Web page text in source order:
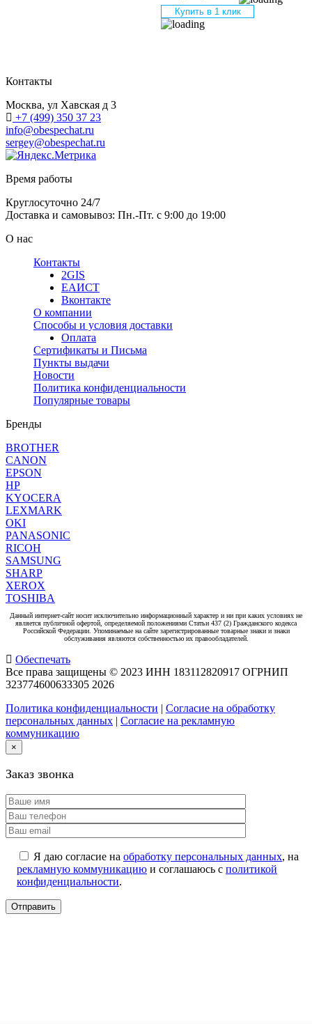
Купить в 1 клик
Контакты
Москва, ул Хавская д 3
+7 (499) 350 37 23
info@obespechat.ru
sergey@obespechat.ru
Время работы
Круглосуточно 24/7
Доставка и самовывоз: Пн.-Пт. с 9:00 до 19:00
О нас
Контакты
2GIS
ЕАИСТ
Вконтакте
О компании
Способы и условия доставки
Оплата
Сертификаты и Письма
Пункты выдачи
Новости
Политика конфиденциальности
Популярные товары
Бренды
BROTHER
CANON
EPSON
HP
KYOCERA
LEXMARK
OKI
PANASONIC
RICOH
SAMSUNG
SHARP
XEROX
TOSHIBA
Данный интернет-сайт носит исключительно информационный характер и ни при каких условиях не
является публичной офертой, определяемой положениями Статьи 437 (2) Гражданского кодекса
Российской Федерации. Упоминаемые на сайте зарегистрированные товарные знаки и знаки
обслуживания являются собственностью их правообладателей.
Обеспечать
Все права защищены © 2023 ИНН 183112820917 ОГРНИП
323774600633305 2026
Политика конфиденциальности | Согласие на обработку
персональных данных | Согласие на рекламную
коммуникацию
×
Заказ звонка
Я даю согласие на обработку персональных данных, на
рекламную коммуникацию и соглашаюсь с политикой
конфиденциальности.